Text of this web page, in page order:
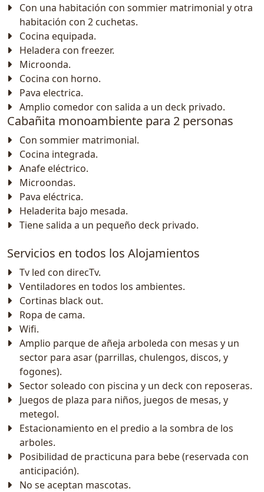
Con una habitación con sommier matrimonial y otra
habitación con 2 cuchetas.
Cocina equipada.
Heladera con freezer.
Microonda.
Cocina con horno.
Pava electrica.
Amplio comedor con salida a un deck privado.
Cabañita monoambiente para 2 personas
Con sommier matrimonial.
Cocina integrada.
Anafe eléctrico.
Microondas.
Pava eléctrica.
Heladerita bajo mesada.
Tiene salida a un pequeño deck privado.
Servicios en todos los Alojamientos
Tv led con direcTv.
Ventiladores en todos los ambientes.
Cortinas black out.
Ropa de cama.
Wifi.
Amplio parque de añeja arboleda con mesas y un
sector para asar (parrillas, chulengos, discos, y
fogones).
Sector soleado con piscina y un deck con reposeras.
Juegos de plaza para niños, juegos de mesas, y
metegol.
Estacionamiento en el predio a la sombra de los
arboles.
Posibilidad de practicuna para bebe (reservada con
anticipación).
No se aceptan mascotas.